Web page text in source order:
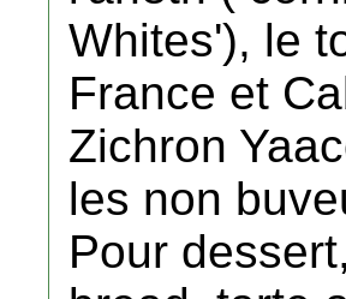
Whites'), le
France et
Zichron
les non
Pour